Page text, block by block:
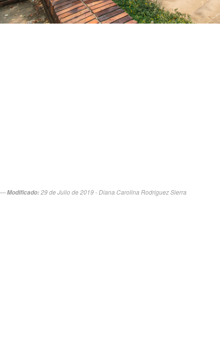
Modificado:29 de Julio de 2019 - Diana Carolina Rodriguez Sierra